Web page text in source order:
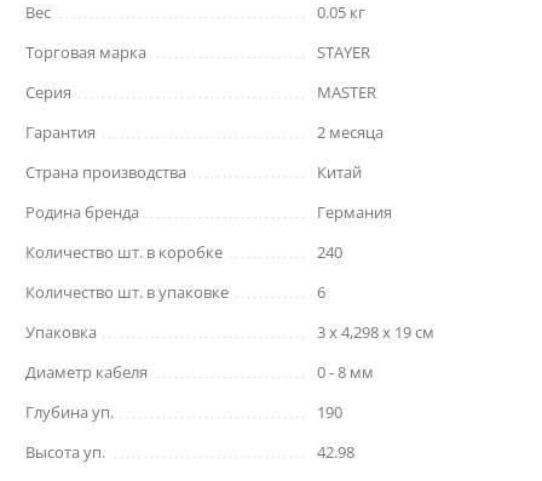
Вес
0.05 кг
Торговая марка
STAYER
Серия
MASTER
Гарантия
2 месяца
Страна производства
Китай
Родина бренда
Германия
Количество шт. в коробке
240
Количество шт. в упаковке
6
Упаковка
3 x 4,298 x 19 см
Диаметр кабеля
0 - 8 мм
Глубина уп.
190
Высота уп.
42.98